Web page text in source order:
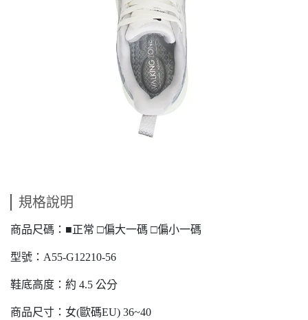
規格說明
商品尺碼：■正常 □偏大一碼 □偏小一碼
型號：A55-G12210-56
鞋底高度：約 4.5 公分
商品尺寸：女(歐碼EU) 36~40